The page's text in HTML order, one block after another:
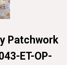
Patchwork
ET-OP-